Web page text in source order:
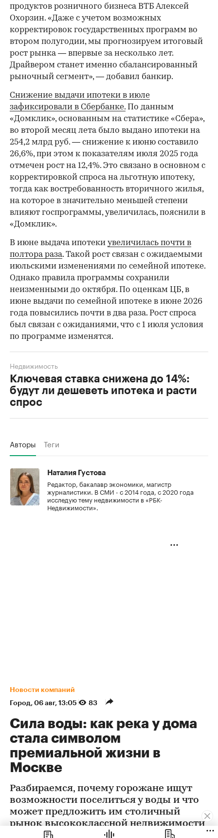
продуктов розничного бизнеса ВТБ Алексей
Охорзин. «Даже с учетом возможных
корректировок государственных программ во
втором полугодии, мы прогнозируем итоговый
рост рынка — впервые за несколько лет.
Драйвером станет именно сбалансированный
рыночный сегмент», — добавил банкир.
Снижение выдачи ипотеки в июле
зафиксировали в Сбербанке. По данным
«Домклик», основанным на статистике «Сбера»,
во второй месяц лета было выдано ипотеки на
254,2 млрд руб. — снижение к июню составило
26,6%, при этом к показателям июля 2025 года
отмечен рост на 12,4%. Это связано в основном с
корректировкой спроса на льготную ипотеку,
тогда как востребованность вторичного жилья,
на которое в значительно меньшей степени
влияют госпрограммы, увеличилась, пояснили в
«Домклик».
В июне выдача ипотеки увеличилась почти в
полтора раза. Такой рост связан с ожидаемыми
июльскими изменениями по семейной ипотеке.
Однако правила программы сохранили
неизменными до октября. По оценкам ЦБ, в
июне выдачи по семейной ипотеке в июне 2026
года повысились почти в два раза. Рост спроса
был связан с ожиданиями, что с 1 июля условия
по программе изменятся.
Ключевая ставка снижена до 14%:
будут ли дешеветь ипотека и расти
спрос
Недвижимость
Авторы Теги
Наталия Густова
Редактор, бакалавр экономики, магистр
журналистики. В СМИ - с 2014 года, с 2020 года
исследую тему недвижимости в «РБК-
Недвижимости».
Новости компаний
Город⁠, 06 авг, 13:05 83
Сила воды: как река у дома
стала символом
премиальной жизни в
Москве
Разбираемся, почему горожане ищут
возможности поселиться у воды и что
может предложить им столичный
рынок высококлассной недвижимости